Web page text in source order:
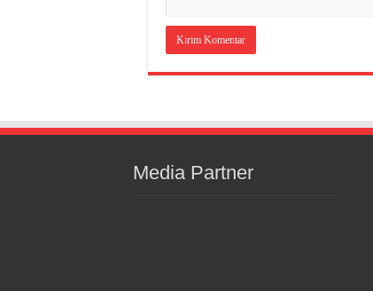
Media Partner